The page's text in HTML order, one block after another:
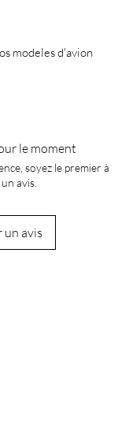
modeles d'avion
le moment
soyez le premier à
avis.
un avis